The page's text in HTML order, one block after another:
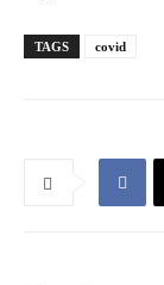
TAGS covid